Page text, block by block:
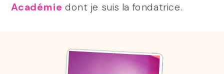
Académie dont je suis la fondatrice.